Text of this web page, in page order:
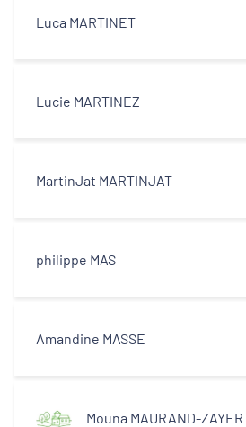
Luca MARTINET
Lucie MARTINEZ
MartinJat MARTINJAT
philippe MAS
Amandine MASSE
Mouna MAURAND-ZAYER